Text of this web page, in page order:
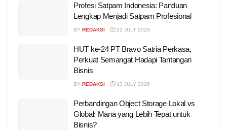
Profesi Satpam Indonesia: Panduan
Lengkap Menjadi Satpam Profesional
BY REDAKSI 22 JULY 2026
HUT ke-24 PT Bravo Satria Perkasa,
Perkuat Semangat Hadapi Tantangan
Bisnis
BY REDAKSI 13 JULY 2026
Perbandingan Object Storage Lokal vs
Global: Mana yang Lebih Tepat untuk
Bisnis?